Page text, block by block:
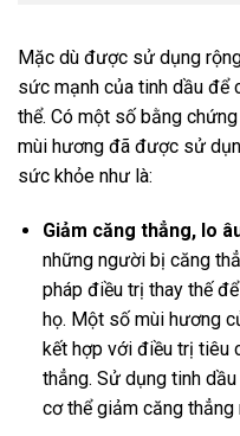
Mặc dù được sử dụng
sức mạnh của tinh dầu để
thể. Có một số bằng
mùi hương đã được sử
sức khỏe như là:
Giảm căng thẳng, lo
những người bị căng
pháp điều trị thay thế
họ. Một số mùi hương
kết hợp với điều trị tiêu
thẳng. Sử dụng tinh
cơ thể giảm căng